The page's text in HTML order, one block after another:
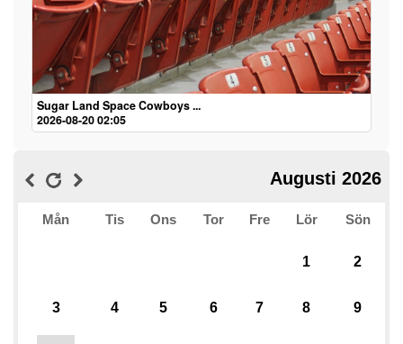
Sugar Land Space Cowboys ...
2026-08-20 02:05
Augusti 2026
Mån Tis Ons Tor Fre Lör Sön
1 2
3 4 5 6 7 8 9